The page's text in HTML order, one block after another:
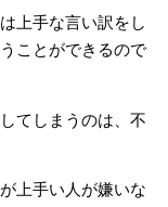
上手な言い訳をし
ことができるので
てしまうのは、不
上手い人が嫌いな